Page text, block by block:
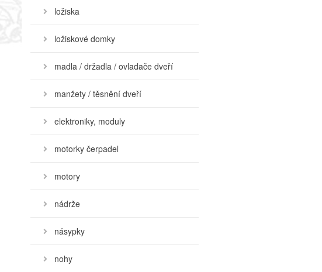
ložiska
ložiskové domky
madla / držadla / ovladače dveří
manžety / těsnění dveří
elektroniky, moduly
motorky čerpadel
motory
nádrže
násypky
nohy